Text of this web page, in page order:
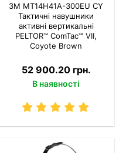
3M MT14H41A-300EU CY
Тактичні навушники
активні вертикальні
PELTOR™ ComTac™ VIІ,
Coyote Brown
52 900.20 грн.
В наявності